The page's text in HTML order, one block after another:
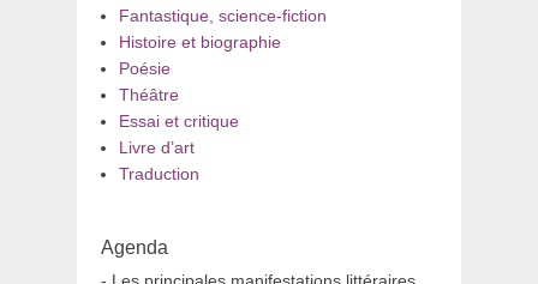
Fantastique, science-fiction
Histoire et biographie
Poésie
Théâtre
Essai et critique
Livre d’art
Traduction
Agenda
- Les principales manifestations littéraires